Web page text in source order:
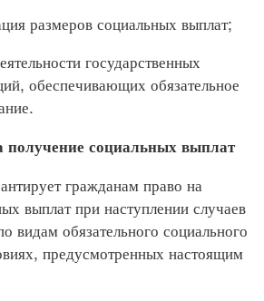
размеров социальных выплат;
государственных
обеспечивающих обязательное
получение социальных выплат
гражданам право на
выплат при наступлении случаев
видам обязательного социального
предусмотренных настоящим